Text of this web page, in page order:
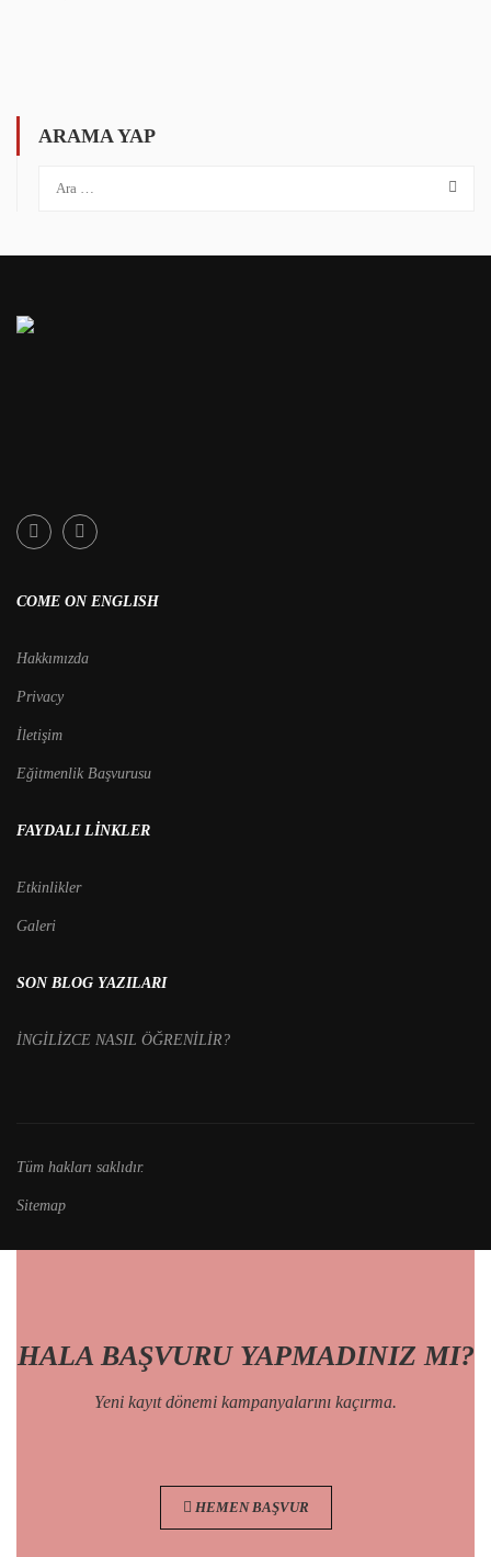
ARAMA YAP
COME ON ENGLISH
Hakkımızda
Privacy
İletişim
Eğitmenlik Başvurusu
FAYDALI LINKLER
Etkinlikler
Galeri
SON BLOG YAZILARI
İNGİLİZCE NASIL ÖĞRENİLİR?
Tüm hakları saklıdır.
Sitemap
HALA BAŞVURU YAPMADINIZ MI?
Yeni kayıt dönemi kampanyalarını kaçırma.
HEMEN BAŞVUR